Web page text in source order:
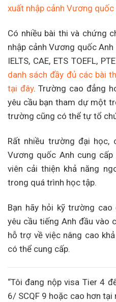
xuất nhập cảnh Vương quốc
Có nhiều bài thi và chứng
nhập cảnh Vương quốc
IELTS, CAE, ETS TOEFL,
danh sách đầy đủ các bài
tại đây. Trường cao đẳng
yêu cầu bạn tham dự một
trường cũng có thể tự tổ
Rất nhiều trường đại học,
Vương quốc Anh cung
viên cải thiện khả năng
trong quá trình học tập.
Bạn hãy hỏi kỹ trường
yêu cầu tiếng Anh đầu vào
hỗ trợ về việc nâng cao
có thể cung cấp.
“Tôi đang nộp visa Tier 4
6/ SCQF 9 hoặc cao hơn